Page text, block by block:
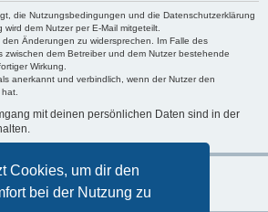
Cookies, um dir den
bei der Nutzung zu
die Nutzungsbedingungen und die Datenschutzerklärung
dem Nutzer per E-Mail mitgeteilt.
Änderungen zu widersprechen. Im Falle des
zwischen dem Betreiber und dem Nutzer bestehende
Wirkung.
anerkannt und verbindlich, wenn der Nutzer den
mit deinen persönlichen Daten sind in der